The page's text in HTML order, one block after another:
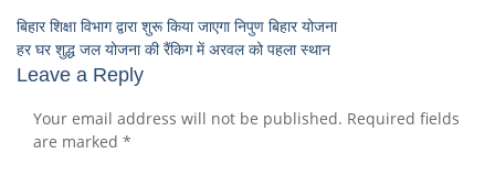
बिहार शिक्षा विभाग द्वारा शुरू किया जाएगा निपुण बिहार योजना
हर घर शुद्ध जल योजना की रैंकिग में अरवल को पहला स्थान
Leave a Reply
Your email address will not be published. Required fields
are marked *